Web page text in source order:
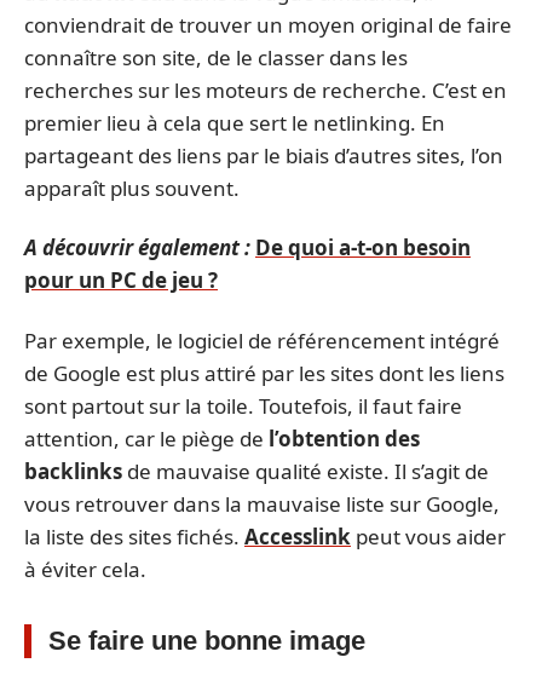
conviendrait de trouver un moyen original de faire
connaître son site, de le classer dans les
recherches sur les moteurs de recherche. C’est en
premier lieu à cela que sert le netlinking. En
partageant des liens par le biais d’autres sites, l’on
apparaît plus souvent.
A découvrir également : De quoi a-t-on besoin
pour un PC de jeu ?
Par exemple, le logiciel de référencement intégré
de Google est plus attiré par les sites dont les liens
sont partout sur la toile. Toutefois, il faut faire
attention, car le piège de l’obtention des
backlinks de mauvaise qualité existe. Il s’agit de
vous retrouver dans la mauvaise liste sur Google,
la liste des sites fichés. Accesslink peut vous aider
à éviter cela.
Se faire une bonne image